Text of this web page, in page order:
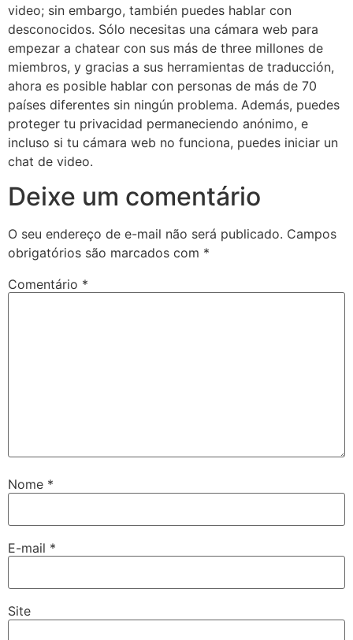
video; sin embargo, también puedes hablar con
desconocidos. Sólo necesitas una cámara web para
empezar a chatear con sus más de three millones de
miembros, y gracias a sus herramientas de traducción,
ahora es posible hablar con personas de más de 70
países diferentes sin ningún problema. Además, puedes
proteger tu privacidad permaneciendo anónimo, e
incluso si tu cámara web no funciona, puedes iniciar un
chat de video.
Deixe um comentário
O seu endereço de e-mail não será publicado. Campos
obrigatórios são marcados com *
Comentário *
Nome *
E-mail *
Site